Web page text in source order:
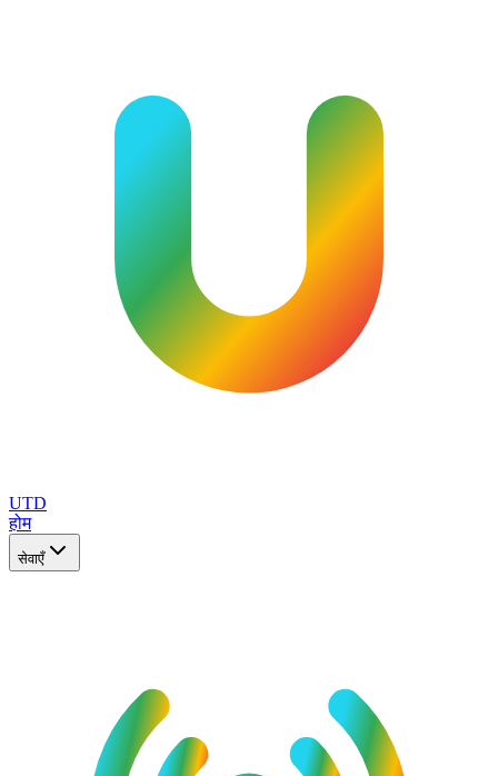
UTD
होम
सेवाएँ